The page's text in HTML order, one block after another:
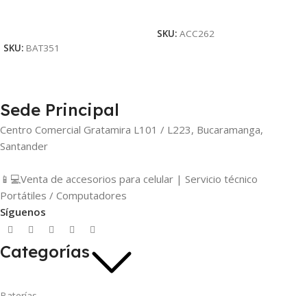
SKU: BAT351
SKU: ACC262
Sede Principal
Centro Comercial Gratamira L101 / L223, Bucaramanga,
Santander
📱💻Venta de accesorios para celular | Servicio técnico
Portátiles / Computadores
Síguenos
Categorías